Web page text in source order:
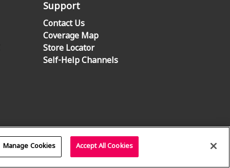
Support
Contact Us
Coverage Map
Store Locator
Self-Help Channels
Manage Cookies Accept All Cookies